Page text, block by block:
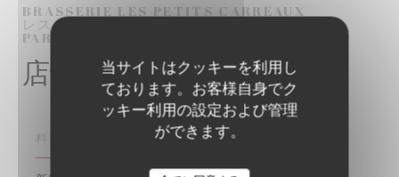
当サイトはクッキーを利用し
ております。お客様自身でク
ッキー利用の設定および管理
ができます。
BRASSERIE LES PETITS CARREAUX
レストランの伝統
PARIS (PARIS, FRANCE)
店舗情報
料理